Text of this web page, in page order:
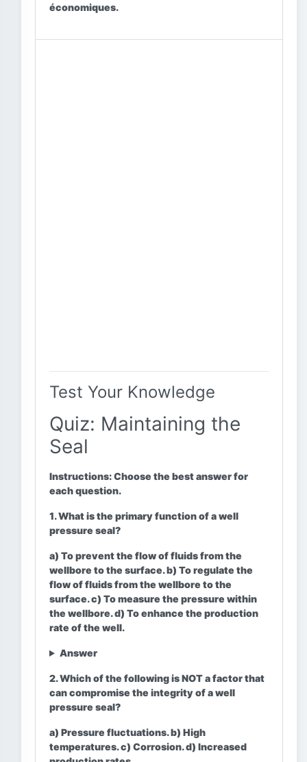
économiques.
Test Your Knowledge
Quiz: Maintaining the
Seal
Instructions:Choose the best answer for
each question.
1. What is the primary function of a well
pressure seal?
a) To prevent the flow of fluids from the
wellbore to the surface. b) To regulate the
flow of fluids from the wellbore to the
surface. c) To measure the pressure within
the wellbore. d) To enhance the production
rate of the well.
Answer
2. Which of the following is NOT a factor that
can compromise the integrity of a well
pressure seal?
a) Pressure fluctuations. b) High
temperatures. c) Corrosion. d) Increased